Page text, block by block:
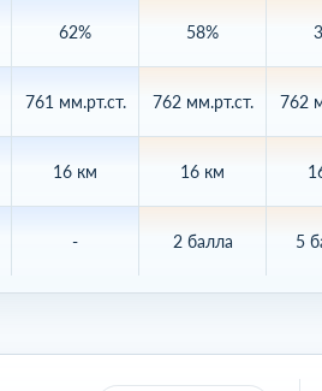
62%
761 мм.рт.ст.
16 км
-
58%
762 мм.рт.ст.
16 км
2 балла
762
5